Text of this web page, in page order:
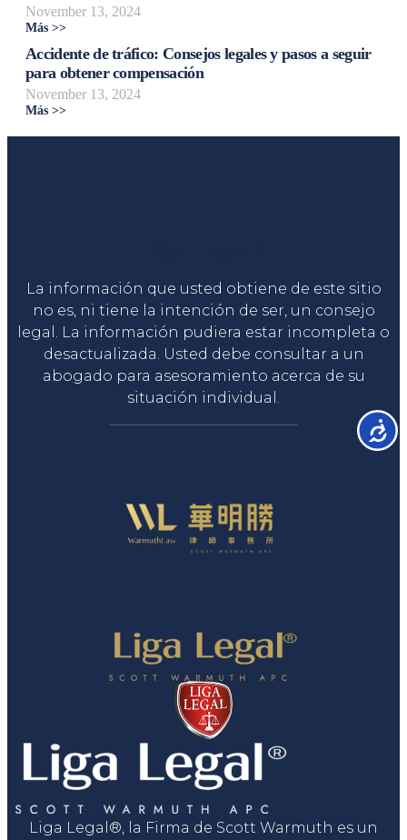
November 13, 2024
Más >>
Accidente de tráfico: Consejos legales y pasos a seguir
para obtener compensación
November 13, 2024
Más >>
La información que usted obtiene de este sitio
no es, ni tiene la intención de ser, un consejo
legal. La información pudiera estar incompleta o
desactualizada. Usted debe consultar a un
abogado para asesoramiento acerca de su
situación individual.
Liga Legal®, la Firma de Scott Warmuth es un